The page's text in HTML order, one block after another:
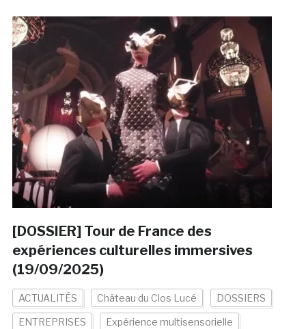
[DOSSIER] Tour de France des
expériences culturelles immersives
(19/09/2025)
ACTUALITÉS Château du Clos Lucé DOSSIERS
ENTREPRISES Expérience multisensorielle